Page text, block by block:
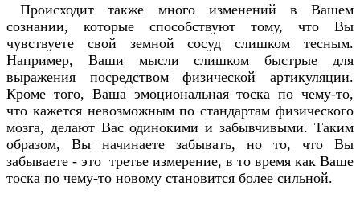
Происходит также много изменений в Вашем
сознании, которые способствуют тому, что Вы
чувствуете свой земной сосуд слишком тесным.
Например, Ваши мысли слишком быстрые для
выражения посредством физической артикуляции.
Кроме того, Ваша эмоциональная тоска по чему-то,
что кажется невозможным по стандартам физического
мозга, делают Вас одинокими и забывчивыми. Таким
образом, Вы начинаете забывать, но то, что Вы
забываете - это третье измерение, в то время как Ваше
тоска по чему-то новому становится более сильной.